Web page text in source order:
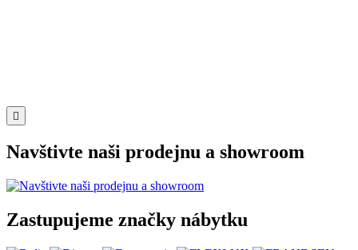

Navštivte naši prodejnu a showroom
Zastupujeme značky nábytku